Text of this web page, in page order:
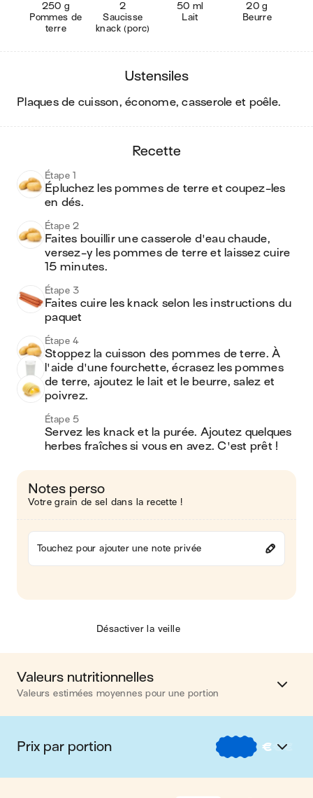
250 g
Pommes de
terre
2
Saucisse
knack (porc)
50 ml
Lait
20 g
Beurre
ustensiles
plaques de cuisson, économe, casserole et poêle.
recette
Étape 1
Épluchez les pommes de terre et coupez-les
en dés.
Étape 2
Faites bouillir une casserole d'eau chaude,
versez-y les pommes de terre et laissez cuire
15 minutes.
Étape 3
Faites cuire les knack selon les instructions du
paquet
Étape 4
Stoppez la cuisson des pommes de terre. À
l'aide d'une fourchette, écrasez les pommes
de terre, ajoutez le lait et le beurre, salez et
poivrez.
Étape 5
Servez les knack et la purée. Ajoutez quelques
herbes fraîches si vous en avez. C'est prêt !
Notes perso
Votre grain de sel dans la recette !
Touchez pour ajouter une note privée
Désactiver la veille
Valeurs nutritionnelles
Valeurs estimées moyennes pour une portion
Calories 579 kcal
Matières grasses 36 g
Prix par portion € €€
€ Nos recettes à -2 € par portion